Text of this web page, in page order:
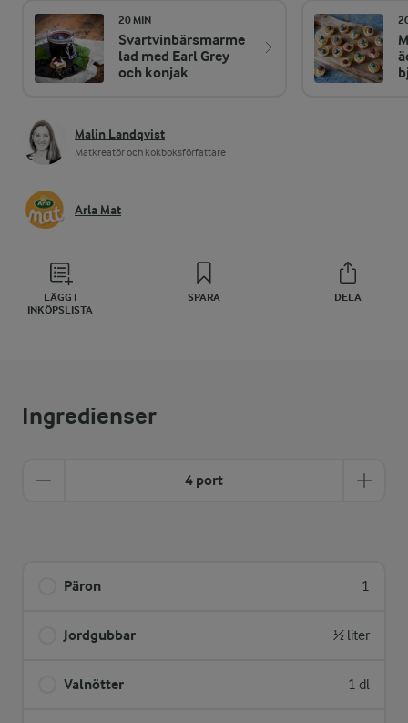
20 MIN
Svartvinbärsmarme
lad med Earl Grey
och konjak
Malin Landqvist
Matkreatör och kokboksförfattare
Arla Mat
LÄGG I
INKÖPSLISTA
SPARA DELA
Ingredienser
4 port
Päron 1
Jordgubbar ½ liter
Valnötter 1 dl